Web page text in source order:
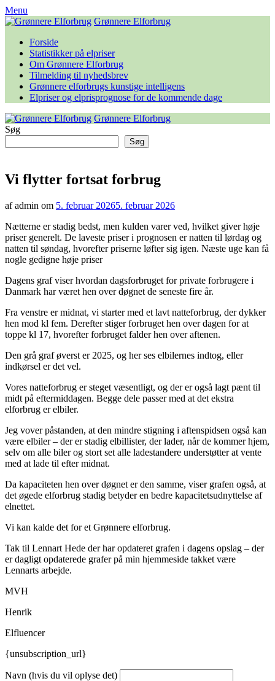
Skip
to
Menu
Grønnere Elforbrug
Forside
Statistikker på elpriser
Om Grønnere Elforbrug
Tilmelding til nyhedsbrev
Grønnere elforbrugs kunstige intelligens
Elpriser og elprisprognose for de kommende dage
Grønnere Elforbrug
Søg
Søg
Vi flytter fortsat forbrug
af admin om 5. februar 20265. februar 2026
Nætterne er stadig bedst, men kulden varer ved, hvilket giver høje
priser generelt. De laveste priser i prognosen er natten til lørdag og
natten til søndag, hvorefter priserne løfter sig igen. Næste uge kan få
nogle gedigne høje priser
Dagens graf viser hvordan dagsforbruget for private forbrugere i
Danmark har været hen over døgnet de seneste fire år.
Fra venstre er midnat, vi starter med et lavt natteforbrug, der dykker
hen mod kl fem. Derefter stiger forbruget hen over dagen for at
toppe kl 17, hvorefter forbruget falder hen over aftenen.
Den grå graf øverst er 2025, og her ses elbilernes indtog, eller
indkørsel er det vel.
Vores natteforbrug er steget væsentligt, og der er også lagt pænt til
midt på eftermiddagen. Begge dele passer med at det ekstra
elforbrug er elbiler.
Jeg vover påstanden, at den mindre stigning i aftenspidsen også kan
være elbiler – der er stadig elbillister, der lader, når de kommer hjem,
selv om alle biler og stort set alle ladestandere understøtter at vente
med at lade til efter midnat.
Da kapaciteten hen over døgnet er den samme, viser grafen også, at
det øgede elforbrug stadig betyder en bedre kapacitetsudnyttelse af
elnettet.
Vi kan kalde det for et Grønnere elforbrug.
Tak til Lennart Hede der har opdateret grafen i dagens opslag – der
er dagligt opdaterede grafer på min hjemmeside takket være
Lennarts arbejde.
MVH
Henrik
Elfluencer
{unsubscription_url}
Navn (hvis du vil oplyse det)